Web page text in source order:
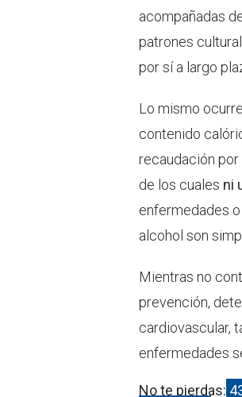
acompañadas
patrones
por sí a largo
Lo mismo
contenido
recaudación
de los cuales ni
enfermedades
alcohol son
Mientras no
prevención,
cardiovascular,
enfermedades
No te pierdas: